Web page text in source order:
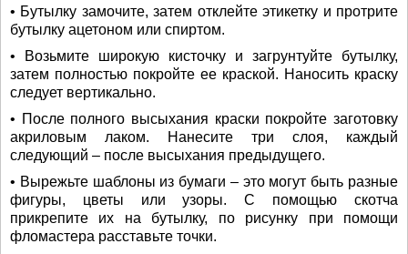
• Бутылку замочите, затем отклейте этикетку и протрите
бутылку ацетоном или спиртом.
• Возьмите широкую кисточку и загрунтуйте бутылку,
затем полностью покройте ее краской. Наносить краску
следует вертикально.
• После полного высыхания краски покройте заготовку
акриловым лаком. Нанесите три слоя, каждый
следующий – после высыхания предыдущего.
• Вырежьте шаблоны из бумаги – это могут быть разные
фигуры, цветы или узоры. С помощью скотча
прикрепите их на бутылку, по рисунку при помощи
фломастера расставьте точки.